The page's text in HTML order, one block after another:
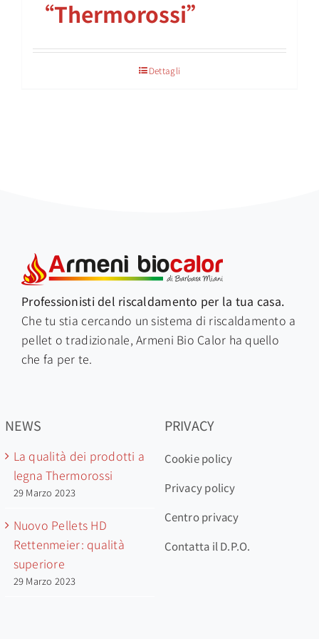
“Thermorossi”
Dettagli
Professionisti del riscaldamento per la tua casa.
Che tu stia cercando un sistema di riscaldamento a
pellet o tradizionale, Armeni Bio Calor ha quello
che fa per te.
NEWS
La qualità dei prodotti a
legna Thermorossi
29 Marzo 2023
Nuovo Pellets HD
Rettenmeier: qualità
superiore
29 Marzo 2023
PRIVACY
Cookie policy
Privacy policy
Centro privacy
Contatta il D.P.O.